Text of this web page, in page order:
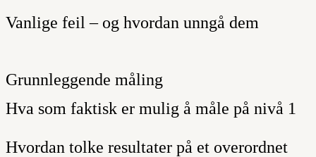
Vanlige feil – og hvordan unngå dem
Grunnleggende måling
Hva som faktisk er mulig å måle på nivå 1
Hvordan tolke resultater på et overordnet